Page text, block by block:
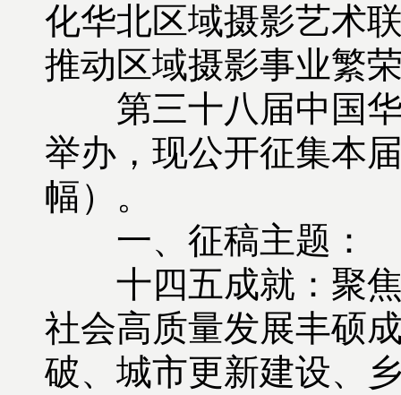
化华北区域摄影艺术
推动区域摄影事业繁
第三十八届中国华
举办，现公开征集本
幅）。
一、征稿主题：
十四五成就：聚焦
社会高质量发展丰硕
破、城市更新建设、